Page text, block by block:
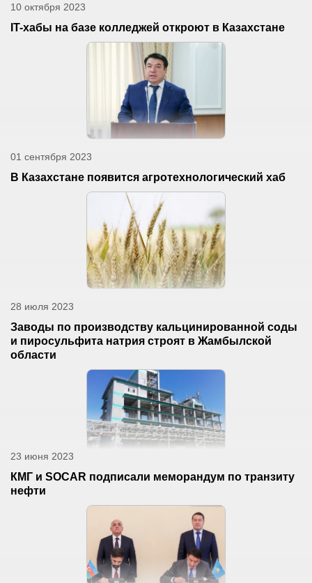
10 октября 2023
IT-хабы на базе колледжей откроют в Казахстане
01 сентября 2023
В Казахстане появится агротехнологический хаб
28 июля 2023
Заводы по производству кальцинированной соды
и пиросульфита натрия строят в Жамбылской
области
23 июня 2023
КМГ и SOCAR подписали меморандум по транзиту
нефти